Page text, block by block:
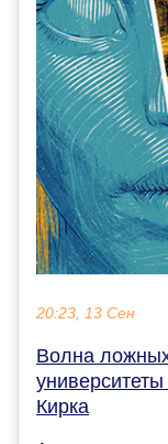
20:23, 13 Сен
Волна
Кирка